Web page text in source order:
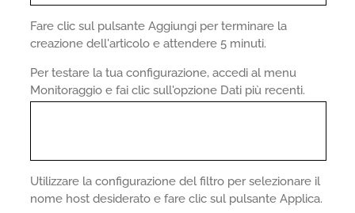
Fare clic sul pulsante Aggiungi per terminare la
creazione dell'articolo e attendere 5 minuti.
Per testare la tua configurazione, accedi al menu
Monitoraggio e fai clic sull'opzione Dati più recenti.
Utilizzare la configurazione del filtro per selezionare il
nome host desiderato e fare clic sul pulsante Applica.